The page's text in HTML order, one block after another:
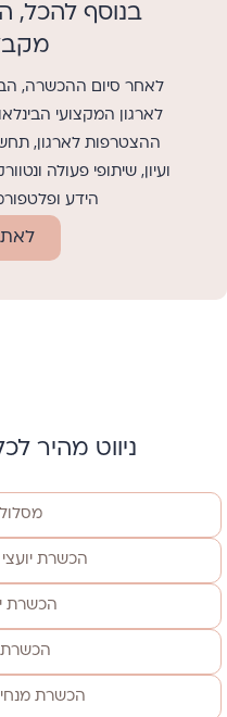
בנוסף להכל,
לאחר סיום ההכשרה,
לארגון המקצועי
ההצטרפות לארגון,
ועיון, שיתופי פעולה
הידע
ניווט מהיר
הכשרת
הכשרת
הכשרת
הכשרת מנחי